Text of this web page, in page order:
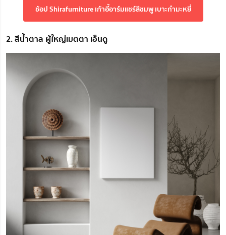
ช้อป Shirafurniture เก้าอี้อาร์มแชร์สีชมพู เบาะกำมะหยี่
2. สีน้ำตาล ผู้ใหญ่เมตตา เอ็นดู